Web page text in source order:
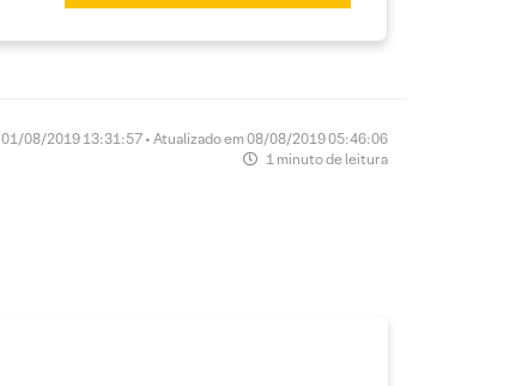
01/08/2019 13:31:57 • Atualizado em 08/08/2019 05:46:06
1 minuto de leitura